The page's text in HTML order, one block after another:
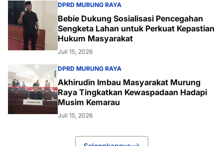
DPRD MURUNG RAYA
Bebie Dukung Sosialisasi Pencegahan
Sengketa Lahan untuk Perkuat Kepastian
Hukum Masyarakat
Juli 15, 2026
DPRD MURUNG RAYA
Akhirudin Imbau Masyarakat Murung
Raya Tingkatkan Kewaspadaan Hadapi
Musim Kemarau
Juli 15, 2026